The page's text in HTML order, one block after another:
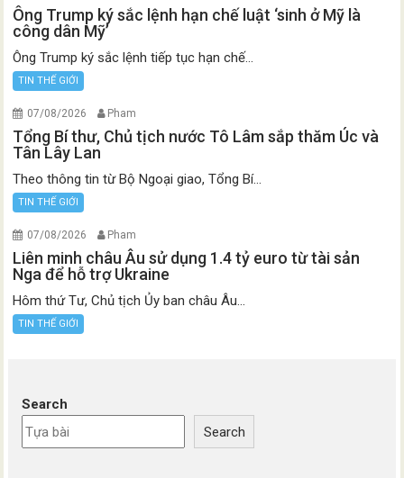
Ông Trump ký sắc lệnh hạn chế luật ‘sinh ở Mỹ là
công dân Mỹ’
Ông Trump ký sắc lệnh tiếp tục hạn chế...
TIN THẾ GIỚI
07/08/2026 Pham
Tổng Bí thư, Chủ tịch nước Tô Lâm sắp thăm Úc và
Tân Lây Lan
Theo thông tin từ Bộ Ngoại giao, Tổng Bí...
TIN THẾ GIỚI
07/08/2026 Pham
Liên minh châu Âu sử dụng 1.4 tỷ euro từ tài sản
Nga để hỗ trợ Ukraine
Hôm thứ Tư, Chủ tịch Ủy ban châu Âu...
TIN THẾ GIỚI
Search
Search